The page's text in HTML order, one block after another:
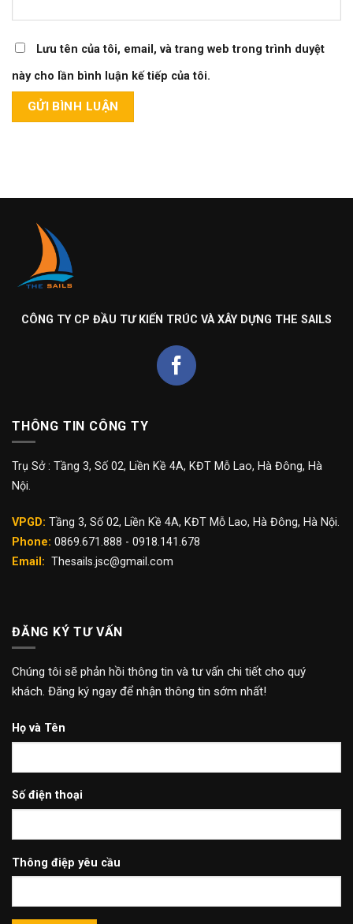
Lưu tên của tôi, email, và trang web trong trình duyệt
này cho lần bình luận kế tiếp của tôi.
CÔNG TY CP ĐẦU TƯ KIẾN TRÚC VÀ XÂY DỰNG THE SAILS
THÔNG TIN CÔNG TY
Trụ Sở : Tầng 3, Số 02, Liền Kề 4A, KĐT Mỗ Lao, Hà Đông, Hà
Nội.
VPGD: Tầng 3, Số 02, Liền Kề 4A, KĐT Mỗ Lao, Hà Đông, Hà Nội.
Phone: 0869.671.888 - 0918.141.678
Email: Thesails.jsc@gmail.com
ĐĂNG KÝ TƯ VẤN
Chúng tôi sẽ phản hồi thông tin và tư vấn chi tiết cho quý
khách. Đăng ký ngay để nhận thông tin sớm nhất!
Họ và Tên
Số điện thoại
Thông điệp yêu cầu